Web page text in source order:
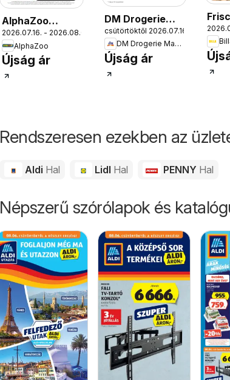
AlphaZoo
akciós újság
2026.07.16. - 2026.08.09.
AlphaZoo
Újság ár
DM Drogerie
Markt Active
Beauty
2026/07-08
csütörtöktől 2026.07.16.
DM Drogerie Markt
Újság ár
Rendszeresen ezekben az
Aldi Hal Lidl Hal PENNY Hal
Népszerű szórólapok és